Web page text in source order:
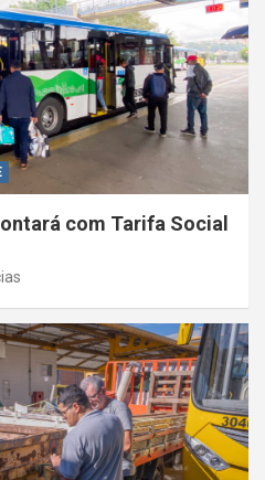
com Tarifa Social